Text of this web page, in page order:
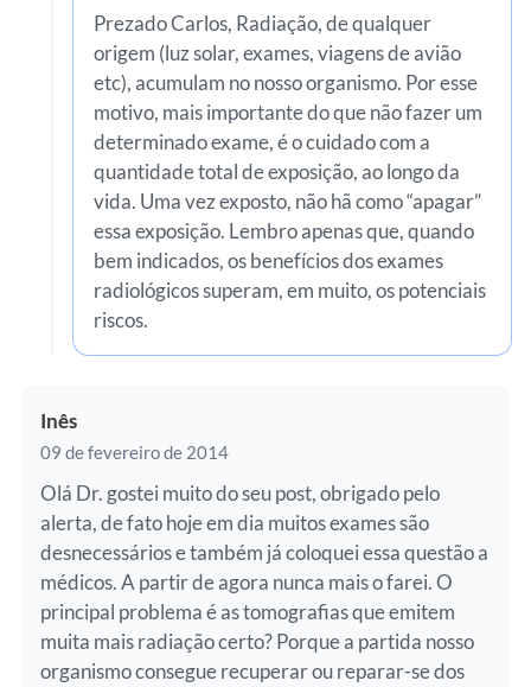
Prezado Carlos, Radiação, de qualquer
origem (luz solar, exames, viagens de avião
etc), acumulam no nosso organismo. Por esse
motivo, mais importante do que não fazer um
determinado exame, é o cuidado com a
quantidade total de exposição, ao longo da
vida. Uma vez exposto, não hã como “apagar”
essa exposição. Lembro apenas que, quando
bem indicados, os benefícios dos exames
radiológicos superam, em muito, os potenciais
riscos.
Inês
09 de fevereiro de 2014
Olá Dr. gostei muito do seu post, obrigado pelo
alerta, de fato hoje em dia muitos exames são
desnecessários e também já coloquei essa questão a
médicos. A partir de agora nunca mais o farei. O
principal problema é as tomografias que emitem
muita mais radiação certo? Porque a partida nosso
organismo consegue recuperar ou reparar-se dos